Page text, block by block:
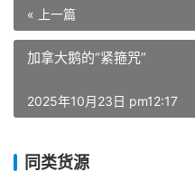
« 上一篇
加拿大鹅的“紧箍咒”
2025年10月23日 pm12:17
同类货源